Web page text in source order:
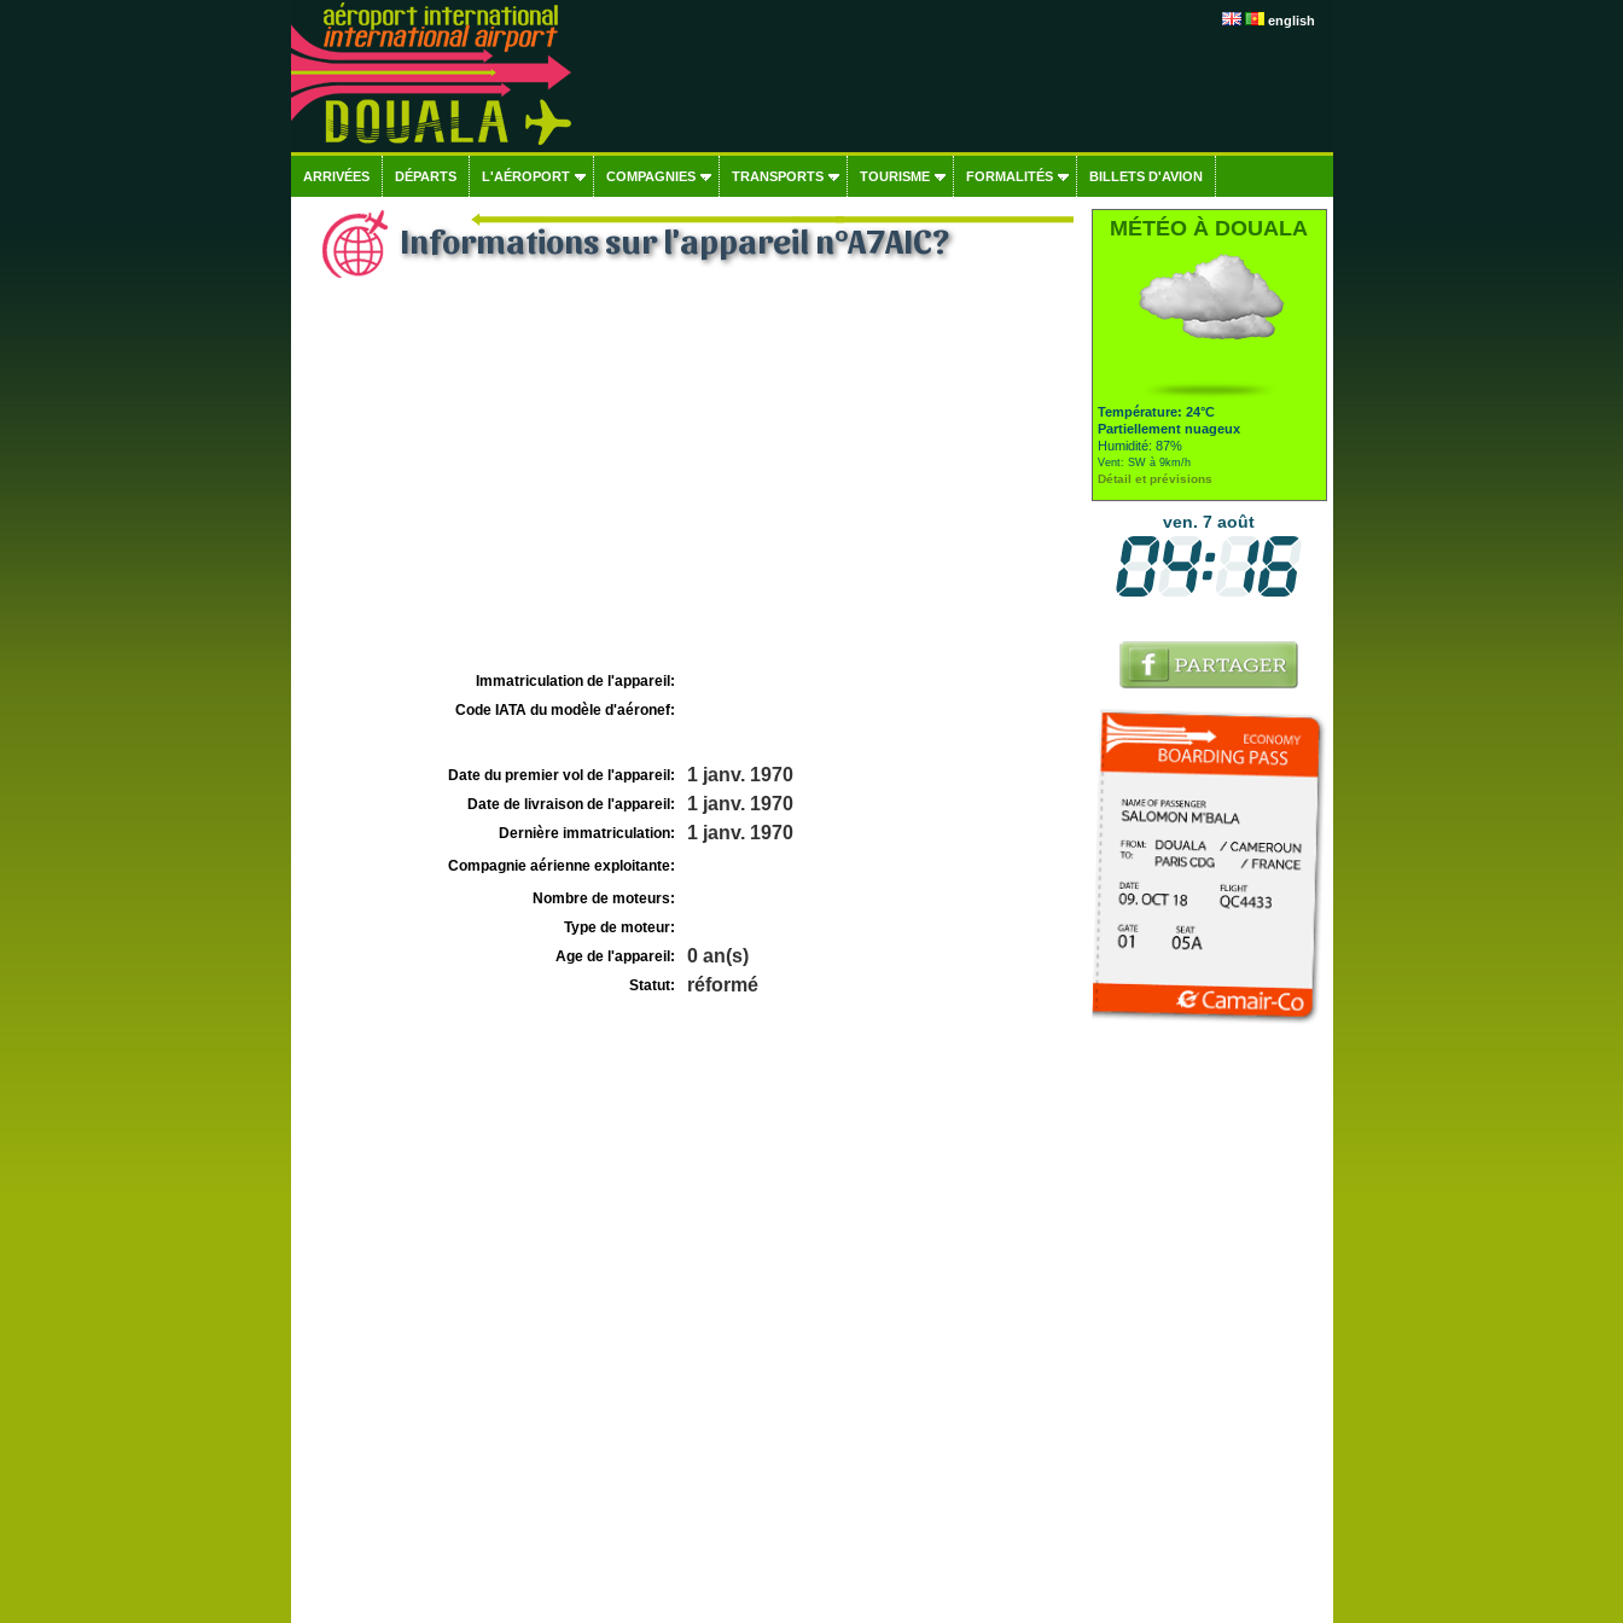
english
ARRIVÉES DÉPARTS L'AÉROPORT COMPAGNIES TRANSPORTS TOURISME FORMALITÉS BILLETS D'AVION
Informations sur l'appareil n°A7AIC?
Immatriculation de l'appareil:
Code IATA du modèle d'aéronef:
Date du premier vol de l'appareil: 1 janv. 1970
Date de livraison de l'appareil: 1 janv. 1970
Dernière immatriculation: 1 janv. 1970
Compagnie aérienne exploitante:
Nombre de moteurs:
Type de moteur:
Age de l'appareil:
0 an(s)
Statut: réformé
MÉTÉO À DOUALA
Température: 24°C
Partiellement nuageux
Humidité: 87%
Vent: SW à 9km/h
Détail et prévisions
ven. 7 août